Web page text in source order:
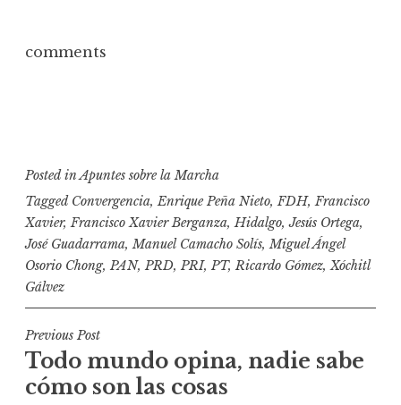
comments
Posted inApuntes sobre la Marcha
Tagged Convergencia,Enrique Peña Nieto,FDH,Francisco
Xavier,Francisco Xavier Berganza,Hidalgo,Jesús Ortega,
José Guadarrama,Manuel Camacho Solís,Miguel Ángel
Osorio Chong, PAN, PRD, PRI, PT, Ricardo Gómez,Xóchitl
Gálvez
N
a
v
Previous Post
Todo mundo opina, nadie sabe
cómo son las cosas